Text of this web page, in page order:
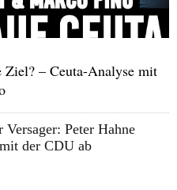
Ziel? – Ceuta-Analyse mit
Versager: Peter Hahne
der CDU ab